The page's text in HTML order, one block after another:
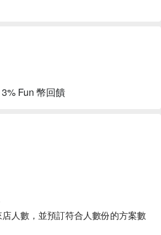
Fun 幣回饋
人數，並預訂符合人數份的方案數